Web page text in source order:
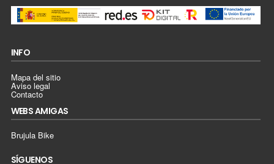
INFO
Mapa del sitio
Aviso legal
Contacto
WEBS AMIGAS
Brujula Bike
SÍGUENOS